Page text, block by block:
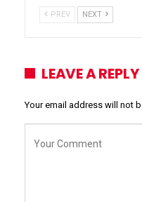
PREV NEXT
LEAVE A REPLY
Your email address will not